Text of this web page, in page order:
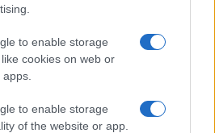
to enable storage
cookies on web or
to enable storage
of the website or app.